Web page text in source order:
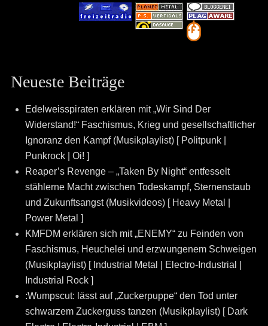
Neueste Beiträge
Edelweisspiraten erklären mit „Wir Sind Der
Widerstand!“ Faschismus, Krieg und gesellschaftlicher
Ignoranz den Kampf (Musikplaylist) [ Politpunk |
Punkrock | Oi! ]
Reaper’s Revenge – „Taken By Night“ entfesselt
stählerne Macht zwischen Todeskampf, Sternenstaub
und Zukunftsangst (Musikvideos) [ Heavy Metal |
Power Metal ]
KMFDM erklären sich mit „ENEMY“ zu Feinden von
Faschismus, Heuchelei und erzwungenem Schweigen
(Musikplaylist) [ Industrial Metal | Electro-Industrial |
Industrial Rock ]
:Wumpscut: lässt auf „Zuckerpuppe“ den Tod unter
schwarzem Zuckerguss tanzen (Musikplaylist) [ Dark